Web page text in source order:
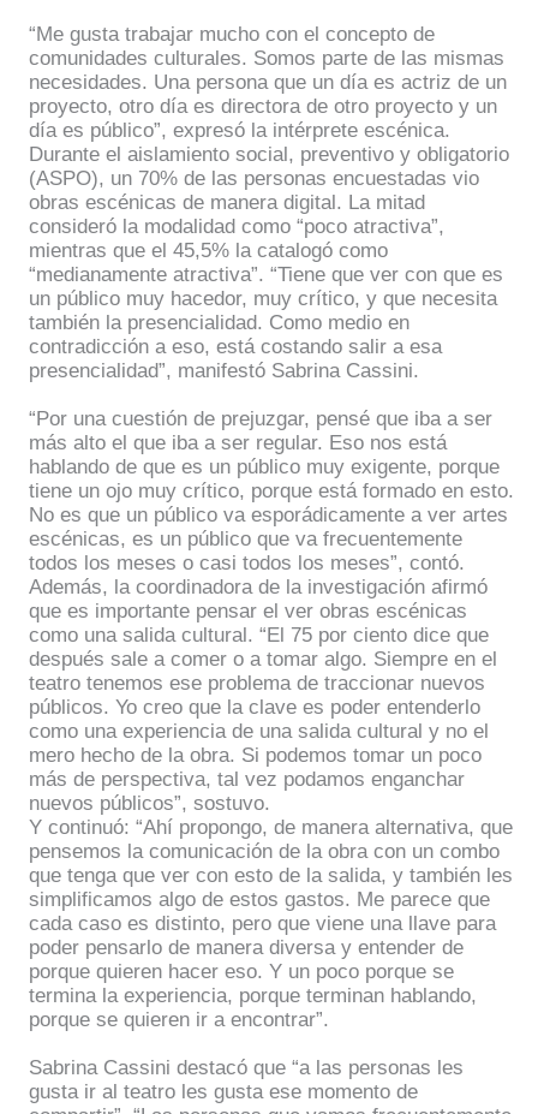
“Me gusta trabajar mucho con el concepto de
comunidades culturales. Somos parte de las mismas
necesidades. Una persona que un día es actriz de un
proyecto, otro día es directora de otro proyecto y un
día es público”, expresó la intérprete escénica.
Durante el aislamiento social, preventivo y obligatorio
(ASPO), un 70% de las personas encuestadas vio
obras escénicas de manera digital. La mitad
consideró la modalidad como “poco atractiva”,
mientras que el 45,5% la catalogó como
“medianamente atractiva”. “Tiene que ver con que es
un público muy hacedor, muy crítico, y que necesita
también la presencialidad. Como medio en
contradicción a eso, está costando salir a esa
presencialidad”, manifestó Sabrina Cassini.
“Por una cuestión de prejuzgar, pensé que iba a ser
más alto el que iba a ser regular. Eso nos está
hablando de que es un público muy exigente, porque
tiene un ojo muy crítico, porque está formado en esto.
No es que un público va esporádicamente a ver artes
escénicas, es un público que va frecuentemente
todos los meses o casi todos los meses”, contó.
Además, la coordinadora de la investigación afirmó
que es importante pensar el ver obras escénicas
como una salida cultural. “El 75 por ciento dice que
después sale a comer o a tomar algo. Siempre en el
teatro tenemos ese problema de traccionar nuevos
públicos. Yo creo que la clave es poder entenderlo
como una experiencia de una salida cultural y no el
mero hecho de la obra. Si podemos tomar un poco
más de perspectiva, tal vez podamos enganchar
nuevos públicos”, sostuvo.
Y continuó: “Ahí propongo, de manera alternativa, que
pensemos la comunicación de la obra con un combo
que tenga que ver con esto de la salida, y también les
simplificamos algo de estos gastos. Me parece que
cada caso es distinto, pero que viene una llave para
poder pensarlo de manera diversa y entender de
porque quieren hacer eso. Y un poco porque se
termina la experiencia, porque terminan hablando,
porque se quieren ir a encontrar”.
Sabrina Cassini destacó que “a las personas les
gusta ir al teatro les gusta ese momento de